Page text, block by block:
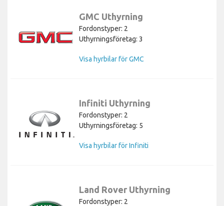
GMC Uthyrning
Fordonstyper: 2
Uthyrningsföretag: 3
Visa hyrbilar för GMC
Infiniti Uthyrning
Fordonstyper: 2
Uthyrningsföretag: 5
Visa hyrbilar för Infiniti
Land Rover Uthyrning
Fordonstyper: 2